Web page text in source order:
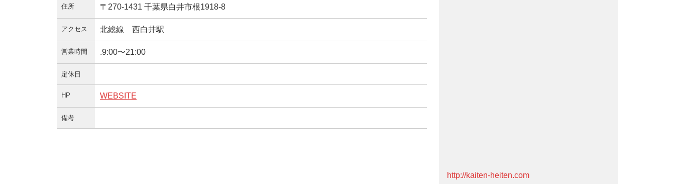
住所 〒270-1431 千葉県白井市根1918-8
アクセス 北総線 西白井駅
営業時間 .9:00〜21:00
定休日
HP WEBSITE
備考
http://kaiten-heiten.com